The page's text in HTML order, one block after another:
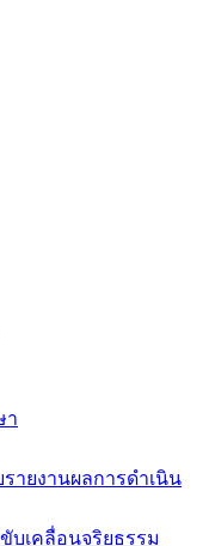
า
ายงานผลการดำเนิน
บเคลื่อนจริยธรรม